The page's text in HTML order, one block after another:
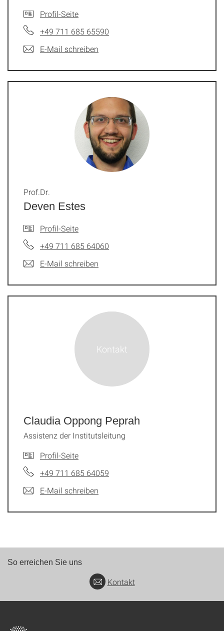
Profil-Seite
+49 711 685 65590
E-Mail schreiben
Deven Estes
Prof.Dr.
Profil-Seite
+49 711 685 64060
E-Mail schreiben
Claudia Oppong Peprah
Assistenz der Institutsleitung
Profil-Seite
+49 711 685 64059
E-Mail schreiben
So erreichen Sie uns
Kontakt